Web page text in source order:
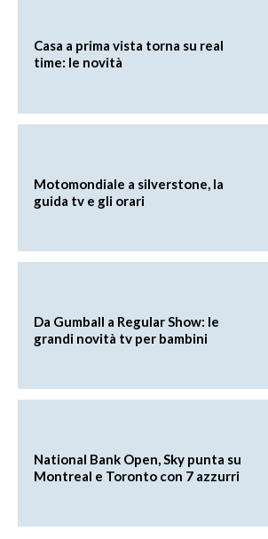
Casa a prima vista torna su real
time: le novità
Motomondiale a silverstone, la
guida tv e gli orari
Da Gumball a Regular Show: le
grandi novità tv per bambini
National Bank Open, Sky punta su
Montreal e Toronto con 7 azzurri